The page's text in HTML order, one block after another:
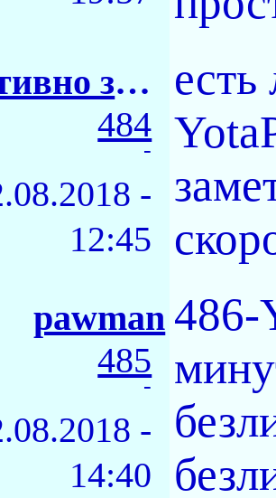
Позитивно заряженное тело
484
-
-
12:45
pawman
485
-
-
14:40
486-